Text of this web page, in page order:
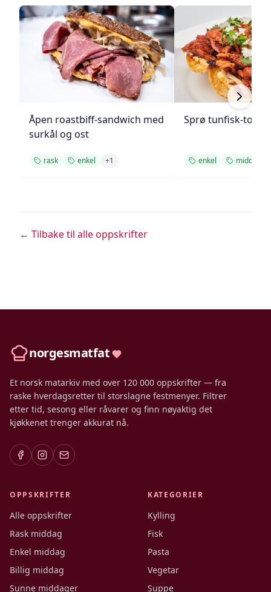
Åpen roastbiff-sandwich med
surkål og ost
rask enkel +1
Sprø tunfisk-
enkel middag
← Tilbake til alle oppskrifter
norgesmatfat
Et norsk matarkiv med over 120 000 oppskrifter — fra
raske hverdagsretter til storslagne festmenyer. Filtrer
etter tid, sesong eller råvarer og finn nøyaktig det
kjøkkenet trenger akkurat nå.
OPPSKRIFTER
Alle oppskrifter
Rask middag
Enkel middag
Billig middag
Sunne middager
KATEGORIER
Kylling
Fisk
Pasta
Vegetar
Suppe